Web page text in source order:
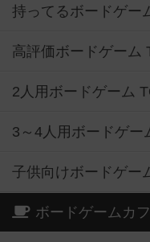
持ってるボードゲー
高評価ボードゲーム
2人用ボードゲーム
3～4人用ボードゲー
子供向けボードゲー
ボードゲームカ